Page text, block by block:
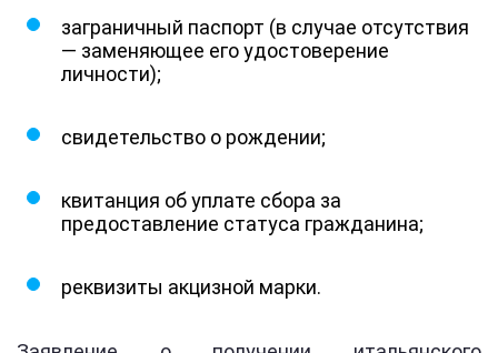
заграничный паспорт (в случае отсутствия
— заменяющее его удостоверение
личности);
свидетельство о рождении;
квитанция об уплате сбора за
предоставление статуса гражданина;
реквизиты акцизной марки.